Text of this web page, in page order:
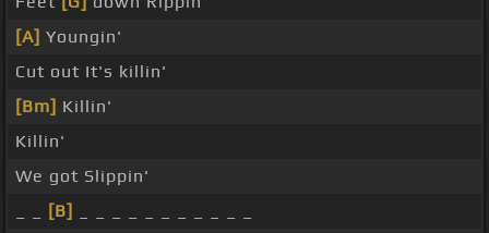
[A] Youngin'
Cut out It's killin'
[Bm] Killin'
Killin'
We got Slippin'
[B]